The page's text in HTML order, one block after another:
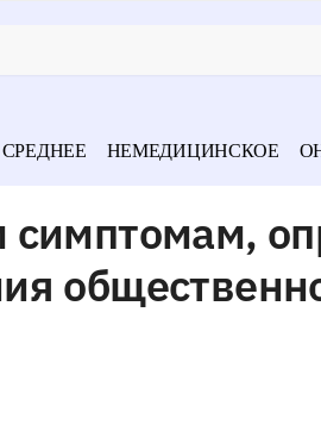
СРЕДНЕЕ НЕМЕДИЦИНСКОЕ
симптомам,